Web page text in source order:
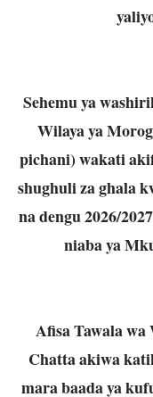
Sehemu ya
Wilaya ya
pichani) wakati
shughuli za ghala
na dengu 2026/
niaba ya
Afisa Tawala
Chatta akiwa
mara baada ya